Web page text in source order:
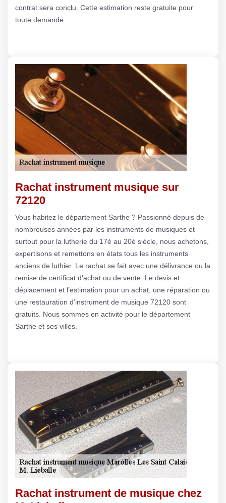
contrat sera conclu. Cette estimation reste gratuite pour
toute demande.
Rachat instrument musique sur
72120
Vous habitez le département Sarthe ? Passionné depuis de
nombreuses années par les instruments de musiques et
surtout pour la lutherie du 17è au 20è siècle, nous achetons,
expertisons et remettons en états tous les instruments
anciens de luthier. Le rachat se fait avec une délivrance ou la
remise de certificat d’achat ou de vente. Le devis et
déplacement et l’estimation pour un achat, une réparation ou
une restauration d’instrument de musique 72120 sont
gratuits. Nous sommes en activité pour le département
Sarthe et ses villes.
Rachat instrument de musique chez